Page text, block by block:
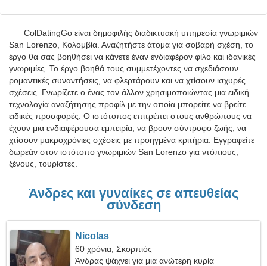
ColDatingGo είναι δημοφιλής διαδικτυακή υπηρεσία γνωριμιών
San Lorenzo, Κολομβία. Αναζητήστε άτομα για σοβαρή σχέση, το
έργο θα σας βοηθήσει να κάνετε έναν ενδιαφέρον φίλο και ιδανικές
γνωριμίες. Το έργο βοηθά τους συμμετέχοντες να σχεδιάσουν
ρομαντικές συναντήσεις, να φλερτάρουν και να χτίσουν ισχυρές
σχέσεις. Γνωρίζετε ο ένας τον άλλον χρησιμοποιώντας μια ειδική
τεχνολογία αναζήτησης προφίλ με την οποία μπορείτε να βρείτε
ειδικές προσφορές. Ο ιστότοπος επιτρέπει στους ανθρώπους να
έχουν μια ενδιαφέρουσα εμπειρία, να βρουν σύντροφο ζωής, να
χτίσουν μακροχρόνιες σχέσεις με προηγμένα κριτήρια. Εγγραφείτε
δωρεάν στον ιστότοπο γνωριμιών San Lorenzo για ντόπιους,
ξένους, τουρίστες.
Άνδρες και γυναίκες σε απευθείας
σύνδεση
Nicolas
60 χρόνια, Σκορπιός
Άνδρας ψάχνει για μια ανώτερη κυρία